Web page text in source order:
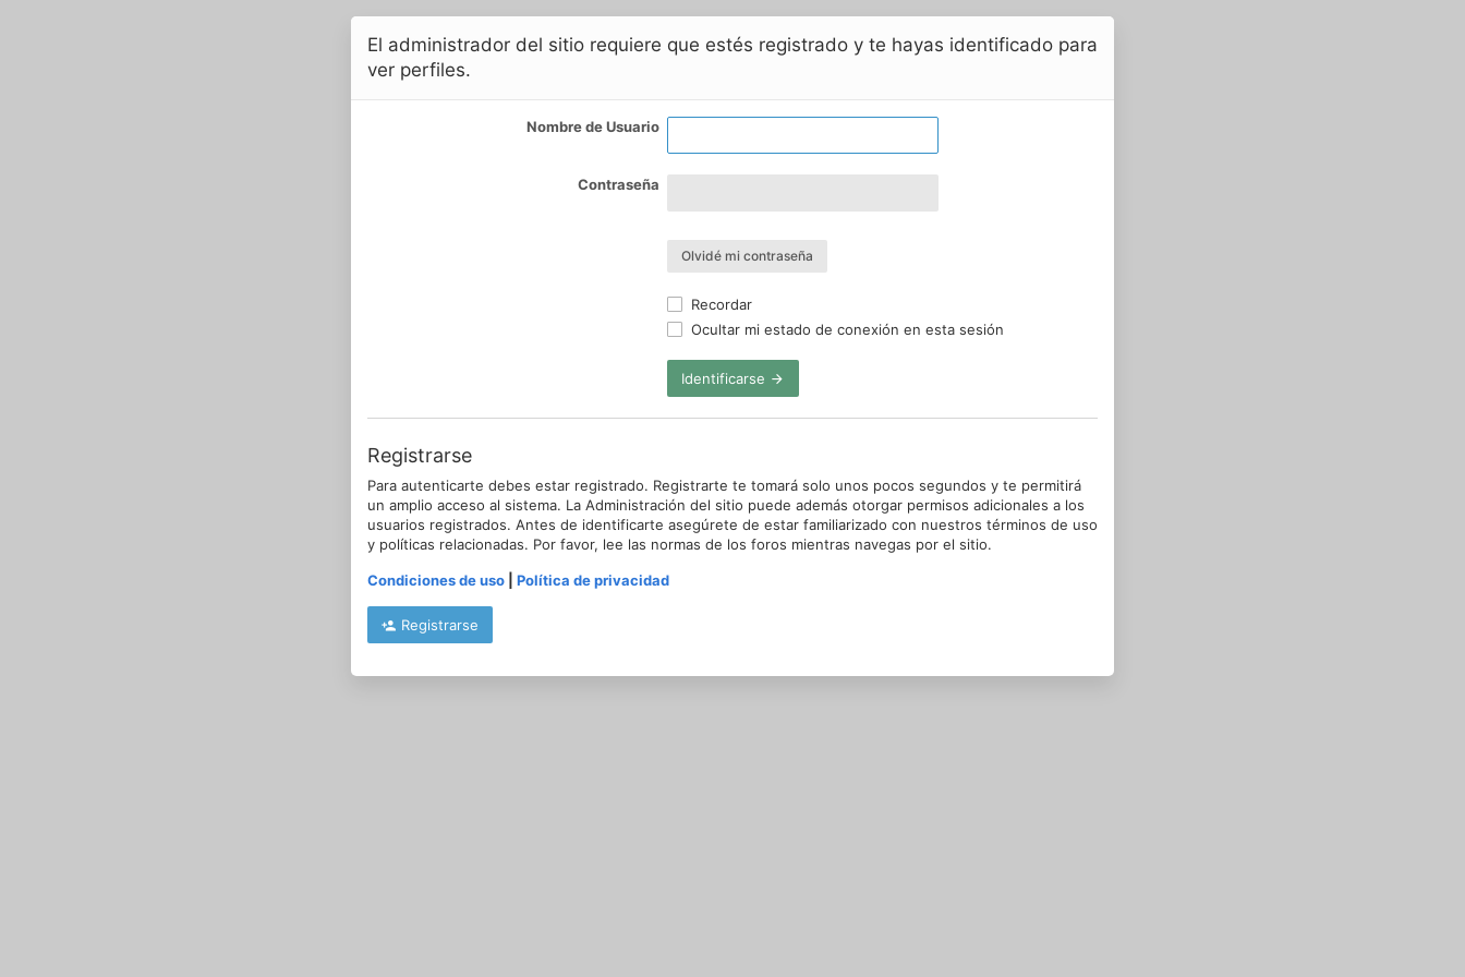
El administrador del sitio requiere que estés registrado y te hayas identificado para
ver perfiles.
Nombre de Usuario
Contraseña
Olvidé mi contraseña
Recordar
Ocultar mi estado de conexión en esta sesión
Identificarse
Registrarse
Para autenticarte debes estar registrado. Registrarte te tomará solo unos pocos segundos y te permitirá
un amplio acceso al sistema. La Administración del sitio puede además otorgar permisos adicionales a los
usuarios registrados. Antes de identificarte asegúrete de estar familiarizado con nuestros términos de uso
y políticas relacionadas. Por favor, lee las normas de los foros mientras navegas por el sitio.
Condiciones de uso Política de privacidad
Registrarse